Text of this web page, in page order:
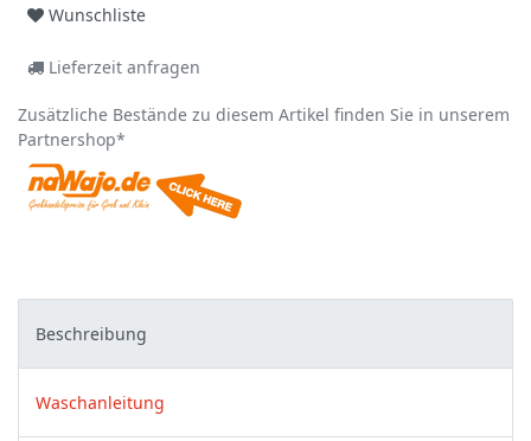
Wunschliste
Lieferzeit anfragen
Zusätzliche Bestände zu diesem Artikel finden Sie in unserem
Partnershop*
Beschreibung
Waschanleitung